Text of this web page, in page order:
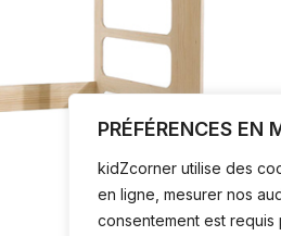
PRÉFÉRENCES EN
kidZcorner utilise des
en ligne, mesurer nos
consentement est